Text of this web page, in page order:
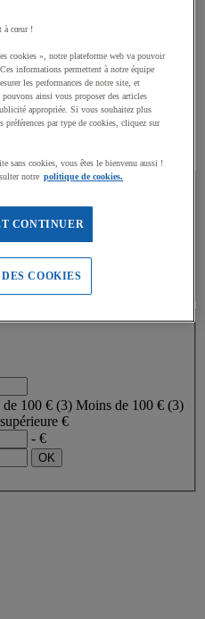
(3 Rebond
100 € (3) Moins de 100 € (3)
€
- €
à cœur !
cookies », notre plateforme web va pouvoir
informations permettent à notre équipe
les performances de notre site, et
ainsi vous proposer des articles
appropriée. Si vous souhaitez plus
par type de cookies, cliquez sur
sans cookies, vous êtes le bienvenu aussi !
notre politique de cookies.
CONTINUER
COOKIES